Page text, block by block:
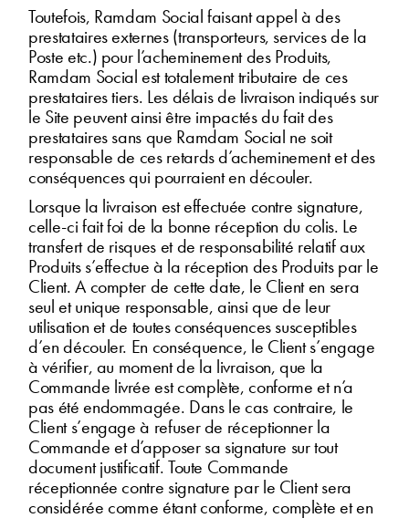
Toutefois, Ramdam Social faisant appel à des
prestataires externes (transporteurs, services de la
Poste etc.) pour l’acheminement des Produits,
Ramdam Social est totalement tributaire de ces
prestataires tiers. Les délais de livraison indiqués sur
le Site peuvent ainsi être impactés du fait des
prestataires sans que Ramdam Social ne soit
responsable de ces retards d’acheminement et des
conséquences qui pourraient en découler.
Lorsque la livraison est effectuée contre signature,
celle-ci fait foi de la bonne réception du colis. Le
transfert de risques et de responsabilité relatif aux
Produits s’effectue à la réception des Produits par le
Client. A compter de cette date, le Client en sera
seul et unique responsable, ainsi que de leur
utilisation et de toutes conséquences susceptibles
d’en découler. En conséquence, le Client s’engage
à vérifier, au moment de la livraison, que la
Commande livrée est complète, conforme et n’a
pas été endommagée. Dans le cas contraire, le
Client s’engage à refuser de réceptionner la
Commande et d’apposer sa signature sur tout
document justificatif. Toute Commande
réceptionnée contre signature par le Client sera
considérée comme étant conforme, complète et en